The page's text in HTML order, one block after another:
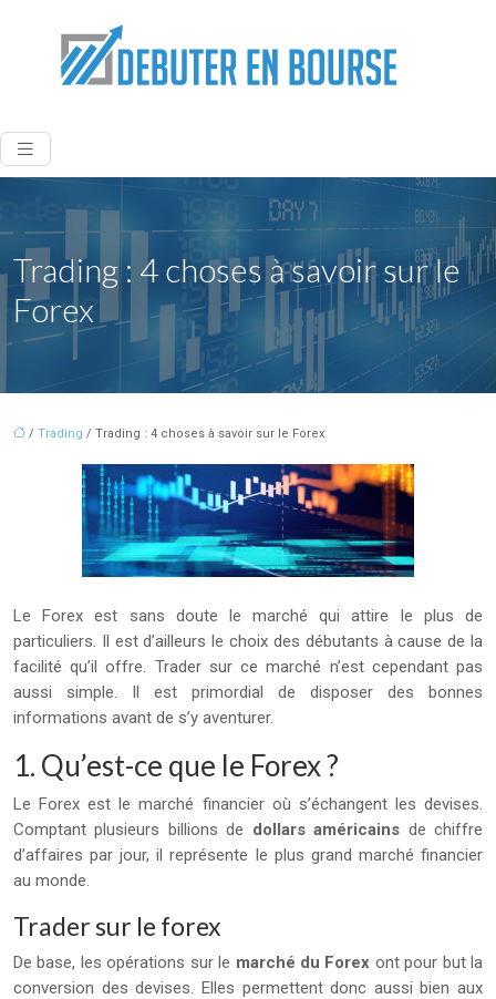
Trading : 4 choses à savoir sur le
Forex
/ Trading / Trading : 4 choses à savoir sur le Forex
Le Forex est sans doute le marché qui attire le plus de
particuliers. Il est d’ailleurs le choix des débutants à cause de la
facilité qu’il offre. Trader sur ce marché n’est cependant pas
aussi simple. Il est primordial de disposer des bonnes
informations avant de s’y aventurer.
1. Qu’est-ce que le Forex ?
Le Forex est le marché financier où s’échangent les devises.
Comptant plusieurs billions de dollars américains de chiffre
d’affaires par jour, il représente le plus grand marché financier
au monde.
Trader sur le forex
De base, les opérations sur le marché du Forex ont pour but la
conversion des devises. Elles permettent donc aussi bien aux